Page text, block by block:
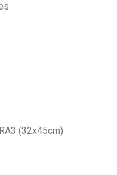
(32x45cm)